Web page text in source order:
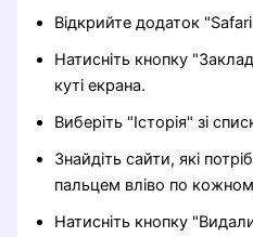
Відкрийте додаток
Натисніть кнопку
куті екрана.
Виберіть "Історія" зі
Знайдіть сайти, які
пальцем вліво по
Натисніть кнопку